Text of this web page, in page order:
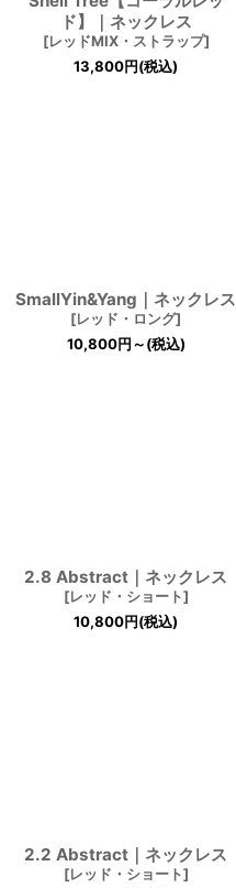
ド】｜ネックレス
[レッドMIX・ストラップ]
13,800円(税込)
SmallYin&Yang｜ネックレス
[レッド・ロング]
10,800円～(税込)
2.8 Abstract｜ネックレス
[レッド・ショート]
10,800円(税込)
2.2 Abstract｜ネックレス
[レッド・ショート]